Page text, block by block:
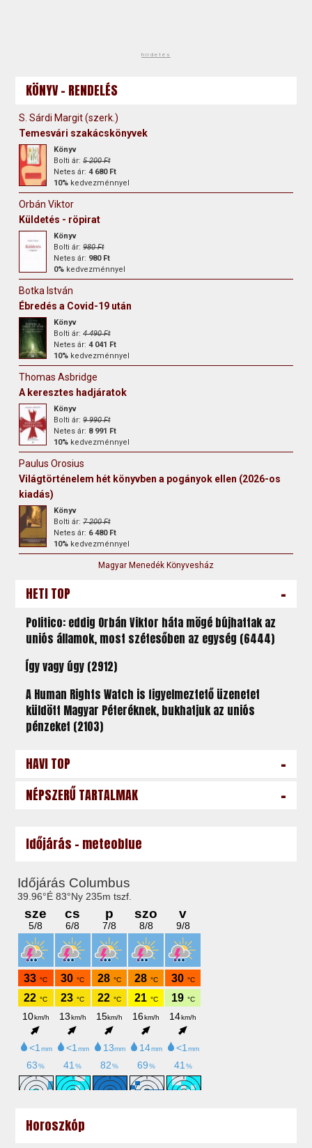
hirdetés
KÖNYV - RENDELÉS
S. Sárdi Margit (szerk.)
Temesvári szakácskönyvek
Könyv
Bolti ár:5 200 Ft
Netes ár:4 680 Ft
10% kedvezménnyel
Orbán Viktor
Küldetés - röpirat
Könyv
Bolti ár:980 Ft
Netes ár: 980 Ft
0% kedvezménnyel
Botka István
Ébredés a Covid-19 után
Könyv
Bolti ár:4 490 Ft
Netes ár:4 041 Ft
10% kedvezménnyel
Thomas Asbridge
A keresztes hadjáratok
Könyv
Bolti ár:9 990 Ft
Netes ár: 8 991 Ft
10% kedvezménnyel
Paulus Orosius
Világtörténelem hét könyvben a pogányok ellen (2026-os
kiadás)
Könyv
Bolti ár:7 200 Ft
Netes ár: 6 480 Ft
10% kedvezménnyel
Magyar Menedék Könyvesház
HETI TOP -
Politico: eddig Orbán Viktor háta mögé bújhattak az
uniós államok, most szétesőben az egység (6444)
Így vagy úgy (2912)
A Human Rights Watch is figyelmeztető üzenetet
küldött Magyar Péteréknek, bukhatjuk az uniós
pénzeket (2103)
HAVI TOP -
NÉPSZERŰ TARTALMAK -
Időjárás - meteoblue
Horoszkóp